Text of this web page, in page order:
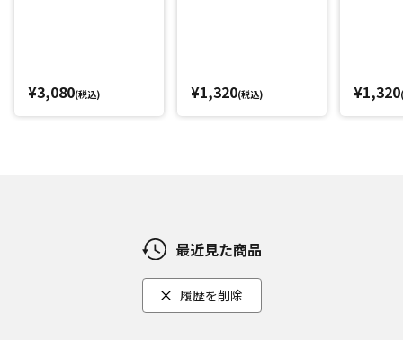
¥3,080(税込) ¥1,320(税込) ¥1,320
最近見た商品
履歴を削除